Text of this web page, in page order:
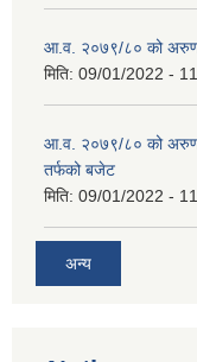
आ.व. २०७९/८० को अरुण
मिति: 09/01/2022 -
आ.व. २०७९/८० को अरुण
तर्फको बजेट
मिति: 09/01/2022 -
अन्य